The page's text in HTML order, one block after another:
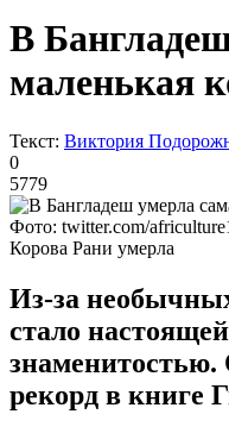
В
маленькая
Текст: Виктория
0
5779
Фото: twitter.com/
Корова Рани умерла
Из-за
стало
знаменитостью.
рекорд в книге